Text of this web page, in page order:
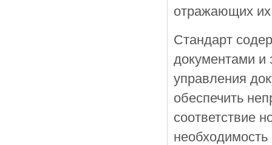
отражающих их
Стандарт
документами и
управления
обеспечить
соответствие